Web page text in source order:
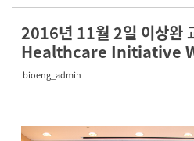
소식지
2016년 11월 2일 이상완
Healthcare Initiative
bioeng_admin